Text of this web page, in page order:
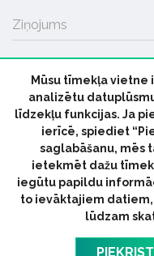
Ziņojums
© 2026
ParMuziku.lv
Industrijas ABC
Mūsu tīmekļa vietne
analizētu
līdzekļu funkcijas. Ja
ierīcē, spiediet
saglabāšanu, mēs
ietekmēt dažu
iegūtu papildu
to ievāktajiem
lūdzam
PIEKRIST